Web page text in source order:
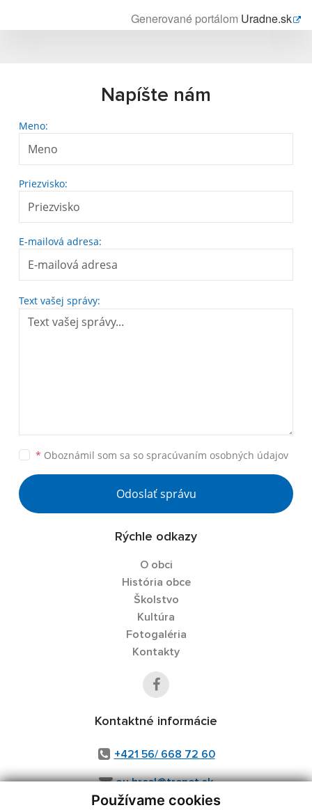
Používame cookies
Generované portálom Uradne.sk
Napíšte nám
Meno:
Priezvisko:
E-mailová adresa:
Text vašej správy:
* Oboznámil som sa so spracúvaním osobných údajov
Odoslať správu
Rýchle odkazy
O obci
História obce
Školstvo
Kultúra
Fotogaléria
Kontakty
Kontaktné informácie
+421 56/ 668 72 60
ou.hrcel@trenet.sk